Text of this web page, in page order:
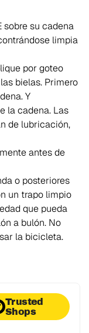
sobre su cadena
limpia
por goteo
bielas. Primero
Y
la cadena. Las
de lubricación,
antes de
o posteriores
un trapo limpio
que pueda
a bulón. No
la bicicleta.
Trusted
Shops